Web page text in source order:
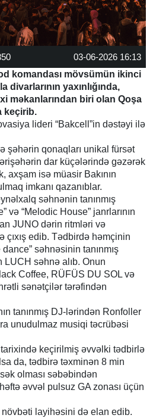
03-06-2026 16:13
komandası mövsümün ikinci
yaxınlığında,
məkanlarından biri olan Qoşa
keçirib.
lideri “Bakcell”in dəstəyi ilə
şəhərin qonaqları unikal fürsət
dar küçələrində gəzərək
axşam isə müasir Bakının
imkanı qazanıblar.
səhnənin tanınmış
və “Melodic House” janrlarının
JUNO dərin ritmləri və
çıxış edib. Tədbirdə həmçinin
səhnəsinin tanınmış
səhnə alıb. Onun
Coffee, RÜFÜS DU SOL və
sənətçilər tərəfindən
tanınmış DJ-lərindən Ronfoller
unudulmaz musiqi təcrübəsi
keçirilmiş əvvəlki tədbirlə
da, tədbirə təxminən 8 min
olması səbəbindən
əvvəl pulsuz GA zonası üçün
növbəti layihəsini də elan edib.